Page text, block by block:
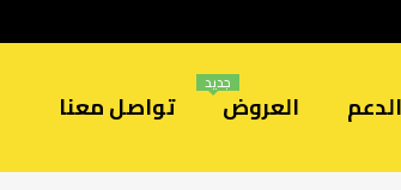
الدعم العروض
جديد
تواصل معنا